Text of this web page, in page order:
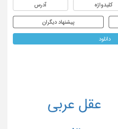
کلیدواژه آدرس
پیشنهاد دیگران
دانلود
عقل عربی